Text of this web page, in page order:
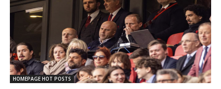
HOMEPAGE HOT POSTS